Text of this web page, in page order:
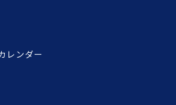
レンダー